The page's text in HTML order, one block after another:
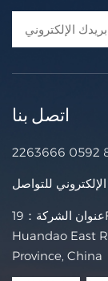
اتصل بنا
عنوان الشركة：19F, C&D International Building, No.1699
Huandao East
Province, China